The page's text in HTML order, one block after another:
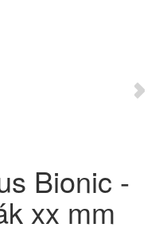
Bionic -
xx mm